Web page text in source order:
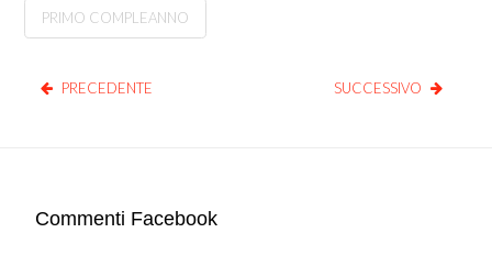
PRIMO COMPLEANNO
PRECEDENTE SUCCESSIVO
Commenti Facebook